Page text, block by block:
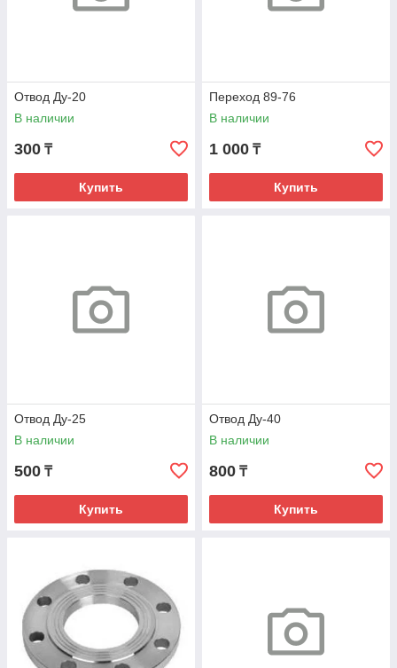
Отвод Ду-20
В наличии
300 ₸
Купить
Переход 89-76
В наличии
1 000 ₸
Купить
Отвод Ду-25
В наличии
500 ₸
Купить
Отвод Ду-40
В наличии
800 ₸
Купить